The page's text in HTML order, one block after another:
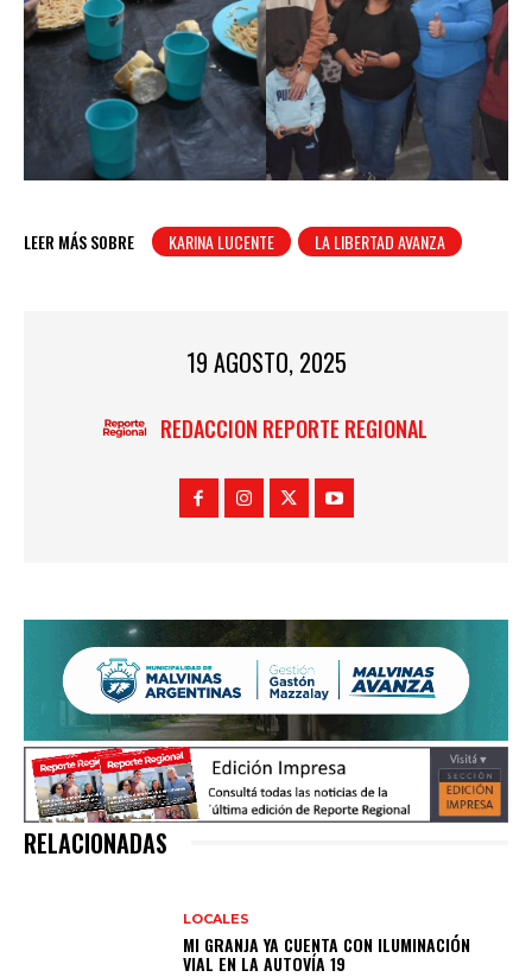
LEER MÁS SOBRE KARINA LUCENTE LA LIBERTAD AVANZA
19 AGOSTO, 2025
REDACCION REPORTE REGIONAL
RELACIONADAS
LOCALES
MI GRANJA YA CUENTA CON ILUMINACIÓN
VIAL EN LA AUTOVÍA 19